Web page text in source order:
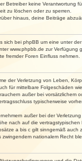
Betreiber keine Verantwortung
zu löschen oder zu sperren.
hinaus, deine Beiträge
sich bei phpBB um eine unter der „
www.phpbb.de zur
fremder Foren Einfluss nehmen.
der Verletzung von Leben,
für mittelbare Folgeschäden
außer bei vorsätzlichem
typischerweise
außer bei der
nach auf die
a bis c gilt sinngemäß
nationalem Recht